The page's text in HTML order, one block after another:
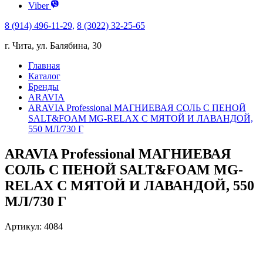
Viber
8 (914) 496-11-29, 8 (3022) 32-25-65
г. Чита, ул. Балябина, 30
Главная
Каталог
Бренды
ARAVIA
ARAVIA Professional МАГНИЕВАЯ СОЛЬ С ПЕНОЙ
SALT&FOAM MG-RELAX С МЯТОЙ И ЛАВАНДОЙ,
550 МЛ/730 Г
ARAVIA Professional МАГНИЕВАЯ
СОЛЬ С ПЕНОЙ SALT&FOAM MG-
RELAX С МЯТОЙ И ЛАВАНДОЙ, 550
МЛ/730 Г
Артикул: 4084